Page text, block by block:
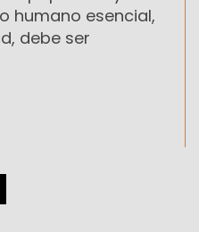
humano esencial,
debe ser